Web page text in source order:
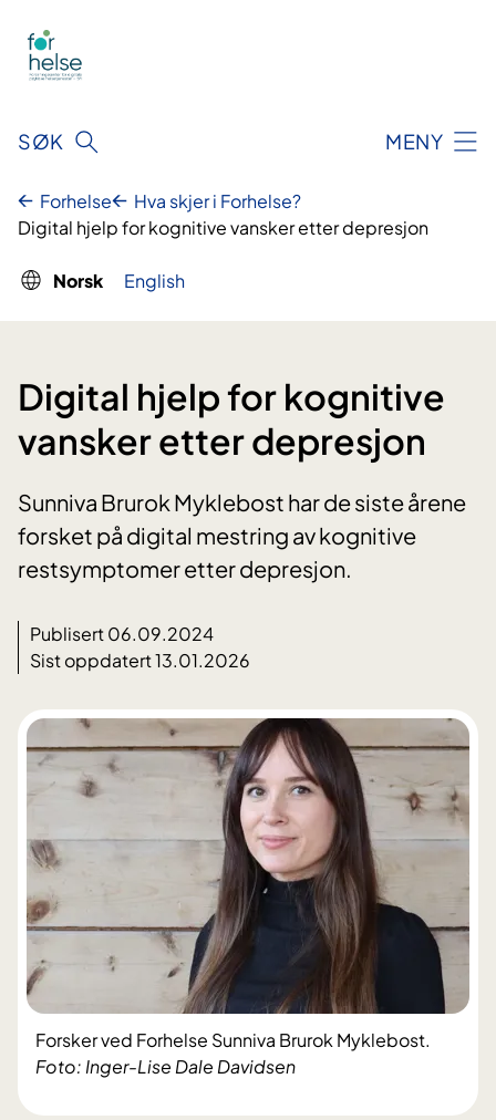
innhald
SØK MENY
Forhelse
Hva skjer i Forhelse?
Digital hjelp for kognitive vansker etter depresjon
Norsk English
Digital hjelp for kognitive
vansker etter depresjon
Sunniva Brurok Myklebost har de siste årene
forsket på digital mestring av kognitive
restsymptomer etter depresjon.
Publisert 06.09.2024
Sist oppdatert 13.01.2026
Foto: Inger-Lise Dale Davidsen
Forsker ved Forhelse Sunniva Brurok Myklebost.